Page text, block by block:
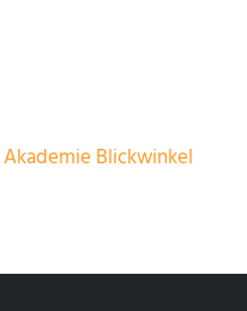
Akademie Blickwinkel